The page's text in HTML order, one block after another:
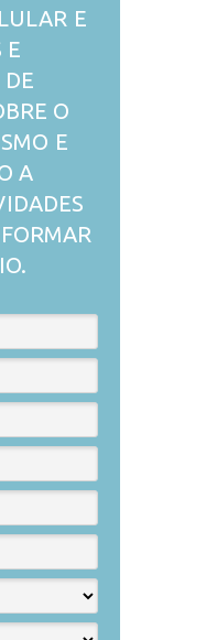
E
E
O
E
A